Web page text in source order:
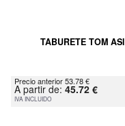
TABURETE TOM
Precio anterior 53.78 €
A partir de: 45.72 €
IVA INCLUIDO